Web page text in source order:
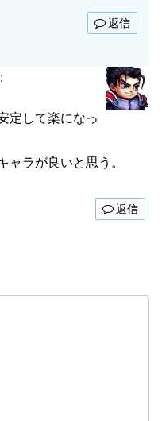
返信
定して楽になっ
ャラが良いと思う。
返信